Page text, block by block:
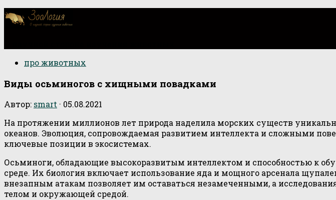
про животных
Виды осьминогов с хищными повадками
Автор: smart · 05.08.2021
На протяжении миллионов лет природа наделила морских существ
океанов. Эволюция, сопровождаемая развитием интеллекта и сложными
ключевые позиции в экосистемах.
Осьминоги, обладающие высокоразвитым интеллектом и способностью к
среде. Их биология включает использование яда и мощного арсенала
внезапным атакам позволяет им оставаться незамеченными, а
телом и окружающей средой.